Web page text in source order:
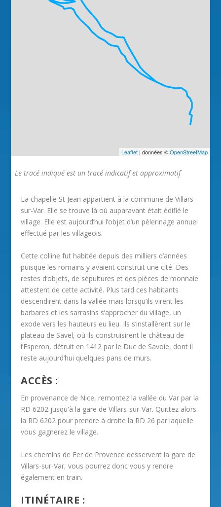
Leaflet| données ©OpenStreetMap
Le tracé indiqué est un tracé indicatif et approximatif
La chapelle St Jean appartient à la commune de Villars-
sur-Var. Elle se trouve là où auparavant était édifié le
village. Elle est aujourd’hui l’objet d’un pèlerinage annuel
effectué par les villageois.
Cette colline fut habitée depuis des milliers d’années
puisque les romains y avaient construit une cité. Des
restes d’objets, de sépultures et des pièces de monnaie
attestent de cette activité. Plus tard ces habitants
descendirent dans la vallée mais lorsqu’ils virent les
barbares et les sarrasins s’approcher du village, un
exode vers les hauteurs eu lieu. Ils s’installèrent sur le
plateau de Savel, où ils construisirent le château de
l’Esperon, détruit en 1412 par le Duc de Savoie, dont il
reste aujourd’hui quelques pans de murs.
ACCÈS :
En provenance de Nice, remontez la vallée du Var par la
RD 6202 jusqu'à la gare de Villars-sur-Var. Quittez alors
la RD 6202 pour prendre à droite la RD 26 par laquelle
vous gagnerez le village.
Les chemins de Fer de Provence desservent la gare de
Villars-sur-Var, vous pourrez donc vous y rendre
également en train.
ITINÉTAIRE :